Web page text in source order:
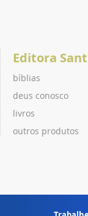
Editora
bíblias
deus conosco
livros
outros produtos